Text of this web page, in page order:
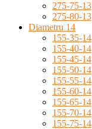
275-75-13
275-80-13
Diametru 14
155-35-14
155-40-14
155-45-14
155-50-14
155-55-14
155-60-14
155-65-14
155-70-14
155-75-14